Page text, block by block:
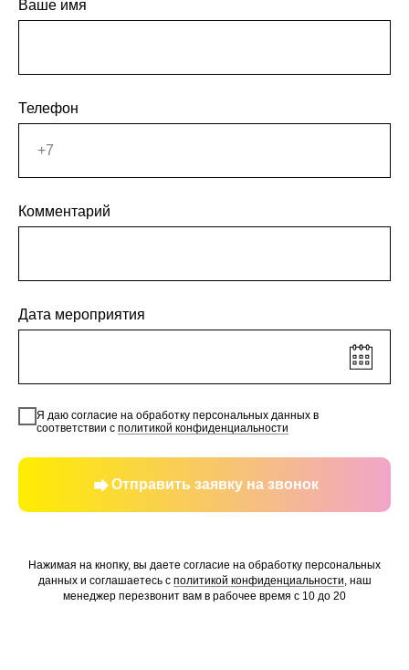
Ваше имя
Телефон
Комментарий
Дата мероприятия
Я даю согласие на обработку персональных данных в
соответствии с политикой конфиденциальности
Отправить заявку на звонок
Нажимая на кнопку, вы даете согласие на обработку персональных
данных и соглашаетесь c политикой конфиденциальности, наш
менеджер перезвонит вам в рабочее время с 10 до 20